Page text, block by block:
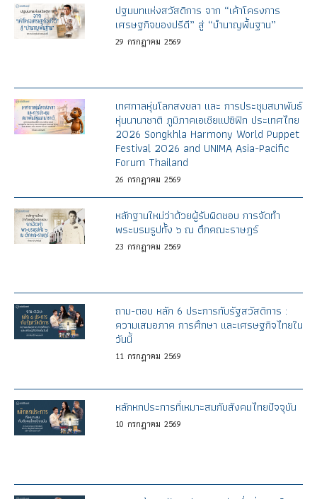
ปฐมบทแห่งสวัสดิการ จาก “เค้าโครงการ
เศรษฐกิจของปรีดี” สู่ “บำนาญพื้นฐาน”
29 กรกฎาคม 2569
เทศกาลหุ่นโลกสงขลา และ การประชุมสมาพันธ์
หุ่นนานาชาติ ภูมิภาคเอเชียแปซิฟิก ประเทศไทย
2026 Songkhla Harmony World Puppet
Festival 2026 and UNIMA Asia-Pacific
Forum Thailand
26 กรกฎาคม 2569
หลักฐานใหม่ว่าด้วยผู้รับผิดชอบ การจัดทำ
พระบรมรูปทั้ง ๖ ณ ตึกคณะราษฎร์
23 กรกฎาคม 2569
ถาม-ตอบ หลัก 6 ประการกับรัฐสวัสดิการ :
ความเสมอภาค การศึกษา และเศรษฐกิจไทยใน
วันนี้
11 กรกฎาคม 2569
หลักหกประการที่เหมาะสมกับสังคมไทยปัจจุบัน
10 กรกฎาคม 2569